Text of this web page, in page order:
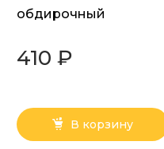
обдирочный
140x40мм
410 ₽
В корзину